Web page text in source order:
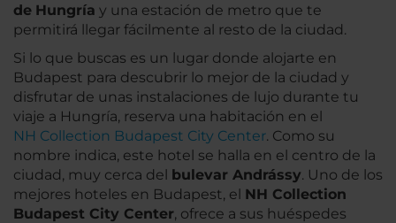
de Hungría y una estación de metro que te
permitirá llegar fácilmente al resto de la ciudad.
Si lo que buscas es un lugar donde alojarte en
Budapest para descubrir lo mejor de la ciudad y
disfrutar de unas instalaciones de lujo durante tu
viaje a Hungría, reserva una habitación en el
NH Collection Budapest City Center. Como su
nombre indica, este hotel se halla en el centro de la
ciudad, muy cerca del bulevar Andrássy. Uno de los
mejores hoteles en Budapest, el NH Collection
Budapest City Center, ofrece a sus huéspedes